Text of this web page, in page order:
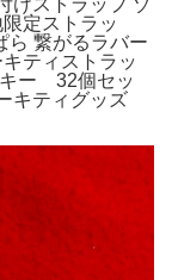
定ストラッ
繋がるラバー
ティストラッ
ー 32個セッ
キティグッズ